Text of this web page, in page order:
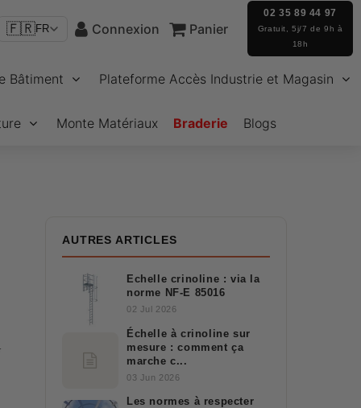
🇫🇷FR Connexion Panier
02 35 89 44 97
Gratuit, 5j/7 de 9h à
18h
Bâtiment Plateforme Accès Industrie et Magasin
Monte Matériaux Braderie Blogs
AUTRES ARTICLES
Echelle crinoline : via la
norme NF-E 85016
02 Jul 2026
Échelle à crinoline sur
mesure : comment ça
marche c...
03 Jun 2026
Les normes à respecter